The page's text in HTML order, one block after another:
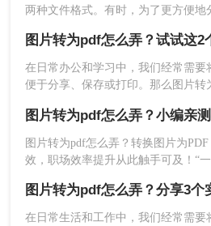
两种文件格式。有时，为了更方便地
PDF怎么弄，帮助大家轻松应对这一
图片转为pdf怎么弄？试试这2
在日常办公和学习中，我们经常需要
便于分享、保存或打印。那么图片转
图片转为pdf怎么弄？转换图片为
效，职场效率提升从此触手可及！“
深知职场办公人群对高效转换工具的
方法，帮你轻松解决图片转pdf难题。
图片转为pdf怎么弄？分享3个
在日常生活和工作中，我们经常需要